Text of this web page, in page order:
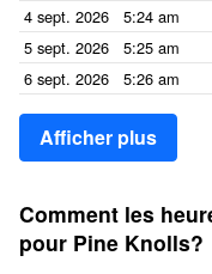
4 sept. 2026
5:24 am
5 sept. 2026
5:25 am
6 sept. 2026
5:26 am
Afficher plus
Comment les
pour Pine Knolls?